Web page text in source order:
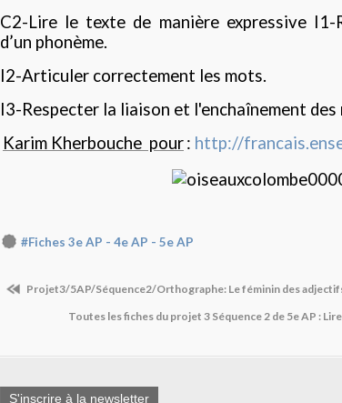
C2-Lire le texte de manière expressive I1-
d’un phonème.
I2-Articuler correctement les mots.
I3-Respecter la liaison et l'enchaînement des
Karim Kherbouche pour: http://
#Fiches 3e AP - 4e AP - 5e AP
Projet3/5AP/Séquence2/Orthographe: Le féminin des
Toutes les fiches du projet 3 Séquence 2 de 5e AP :
S'inscrire à la newsletter